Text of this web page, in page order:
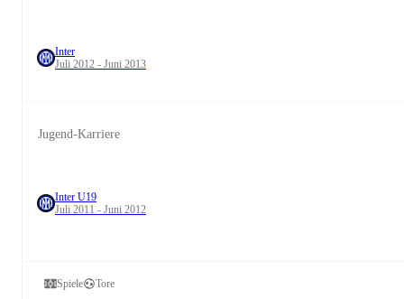
Inter
Juli 2012 - Juni 2013
Jugend-Karriere
Inter U19
Juli 2011 - Juni 2012
Spiele Tore